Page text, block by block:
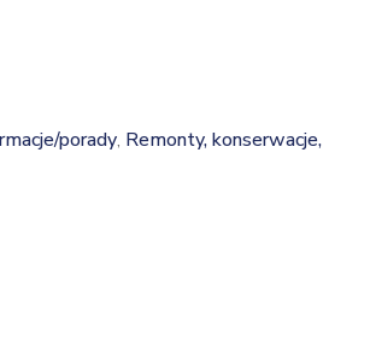
porady‚ Remonty, konserwacje,